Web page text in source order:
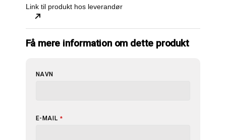
Link til produkt hos leverandør
Få mere information om dette produkt
NAVN
E-MAIL *